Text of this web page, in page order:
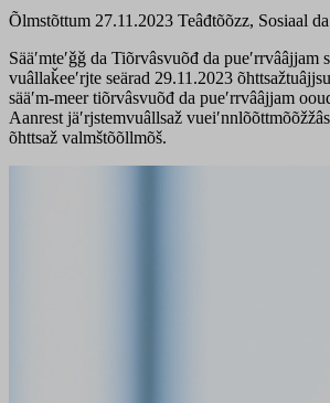
Õlmstõttum 27.11.2023 Teâđtõõzz, Sosiaal
Sääʹmteʹǧǧ da Tiõrvâsvuõđ da
vuâllaǩeeʹrjte seärad 29.11.2023
sääʹm-meer tiõrvâsvuõđ da pueʹrrvââjjam
Aanrest jäʹrjstemvuâllsaž
õhttsaž valmštõõllmõš.